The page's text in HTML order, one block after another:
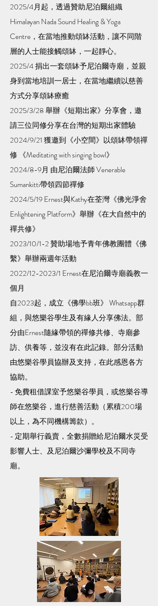
2025/4月起，透過贊助尼泊爾組織
Himalayan Nada Sound Healing & Yoga
Centre，在當地推動頌缽活動，讓不同階
層的人士能接觸頌缽，一起靜心。
2025/4 捐出一套頌缽予尼泊爾寺廟，並親
身到當地培訓一居士，在當地繼續以慈善
方式分享頌缽療癒
2025/3/28 舉辦《短期出家》分享會，邀
請三位同修分享在台灣的短期出家體驗
2024/9/21 獲邀到《小空間》以頌缽帶領禪
修 《Meditating with singing bowl》
2024/8-9月 由尼泊爾法師 Venerable
Sumankitti帶領四節禪修
2024/5/19 Ernest與Kathy在荃灣《佛光淨舍
Enlightening Platform》舉辦《在大自然中的
禪共修》
2023/10/1-2 贊助場地予青年佛教團體《佛
繫》舉辦兩週年活動
2022/12-2023/1 Ernest在尼泊爾寺廟義教一
個月
自2023起，成立《佛學bb班》 Whatsapp群
組，與悠樂谷學生及有緣人分享佛法。部
分由Ernest隨緣帶領的禪修共修、寺廟參
訪、供養等，並沒有在此記錄。部分活動
由悠樂谷學員協辦及支持，在此感恩各方
協助。
- 免費租借課室予悠樂谷學員，或悠樂谷導
師在悠樂谷，進行慈善活動（累積200場
以上，為不同機構籌款）。
- 定期舉行義賣，全數捐贈給尼泊爾水災受
影響人士、及尼泊爾沙彌學校及不同寺
廟。